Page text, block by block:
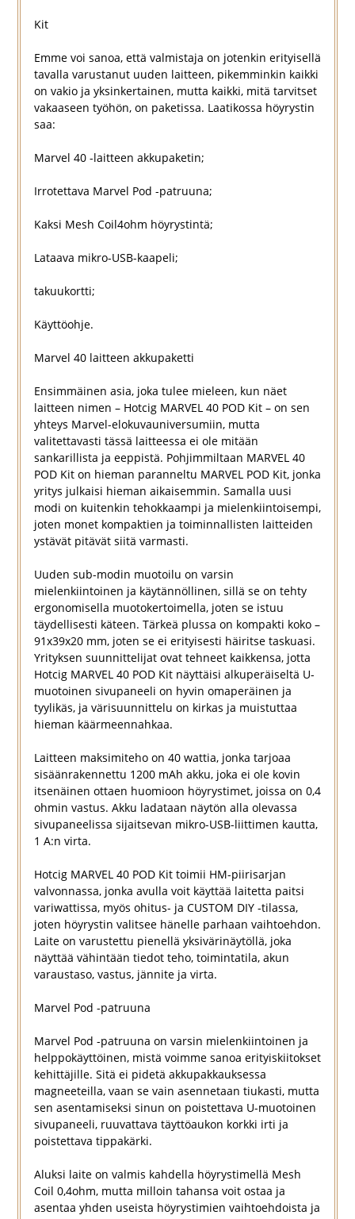
Kit
Emme voi sanoa, että valmistaja on jotenkin erityisellä
tavalla varustanut uuden laitteen, pikemminkin kaikki
on vakio ja yksinkertainen, mutta kaikki, mitä tarvitset
vakaaseen työhön, on paketissa. Laatikossa höyrystin
saa:
Marvel 40 -laitteen akkupaketin;
Irrotettava Marvel Pod -patruuna;
Kaksi Mesh Coil4ohm höyrystintä;
Lataava mikro-USB-kaapeli;
takuukortti;
Käyttöohje.
Marvel 40 laitteen akkupaketti
Ensimmäinen asia, joka tulee mieleen, kun näet
laitteen nimen – Hotcig MARVEL 40 POD Kit – on sen
yhteys Marvel-elokuvauniversumiin, mutta
valitettavasti tässä laitteessa ei ole mitään
sankarillista ja eeppistä. Pohjimmiltaan MARVEL 40
POD Kit on hieman paranneltu MARVEL POD Kit, jonka
yritys julkaisi hieman aikaisemmin. Samalla uusi
modi on kuitenkin tehokkaampi ja mielenkiintoisempi,
joten monet kompaktien ja toiminnallisten laitteiden
ystävät pitävät siitä varmasti.
Uuden sub-modin muotoilu on varsin
mielenkiintoinen ja käytännöllinen, sillä se on tehty
ergonomisella muotokertoimella, joten se istuu
täydellisesti käteen. Tärkeä plussa on kompakti koko –
91x39x20 mm, joten se ei erityisesti häiritse taskuasi.
Yrityksen suunnittelijat ovat tehneet kaikkensa, jotta
Hotcig MARVEL 40 POD Kit näyttäisi alkuperäiseltä U-
muotoinen sivupaneeli on hyvin omaperäinen ja
tyylikäs, ja värisuunnittelu on kirkas ja muistuttaa
hieman käärmeennahkaa.
Laitteen maksimiteho on 40 wattia, jonka tarjoaa
sisäänrakennettu 1200 mAh akku, joka ei ole kovin
itsenäinen ottaen huomioon höyrystimet, joissa on 0,4
ohmin vastus. Akku ladataan näytön alla olevassa
sivupaneelissa sijaitsevan mikro-USB-liittimen kautta,
1 A:n virta.
Hotcig MARVEL 40 POD Kit toimii HM-piirisarjan
valvonnassa, jonka avulla voit käyttää laitetta paitsi
variwattissa, myös ohitus- ja CUSTOM DIY -tilassa,
joten höyrystin valitsee hänelle parhaan vaihtoehdon.
Laite on varustettu pienellä yksivärinäytöllä, joka
näyttää vähintään tiedot teho, toimintatila, akun
varaustaso, vastus, jännite ja virta.
Marvel Pod -patruuna
Marvel Pod -patruuna on varsin mielenkiintoinen ja
helppokäyttöinen, mistä voimme sanoa erityiskiitokset
kehittäjille. Sitä ei pidetä akkupakkauksessa
magneeteilla, vaan se vain asennetaan tiukasti, mutta
sen asentamiseksi sinun on poistettava U-muotoinen
sivupaneeli, ruuvattava täyttöaukon korkki irti ja
poistettava tippakärki.
Aluksi laite on valmis kahdella höyrystimellä Mesh
Coil 0,4ohm, mutta milloin tahansa voit ostaa ja
asentaa yhden useista höyrystimien vaihtoehdoista ja